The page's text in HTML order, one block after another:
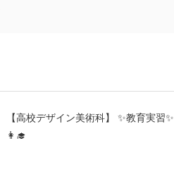
【高校デザイン美術科】 ✨教育実習✨
👩‍🎓